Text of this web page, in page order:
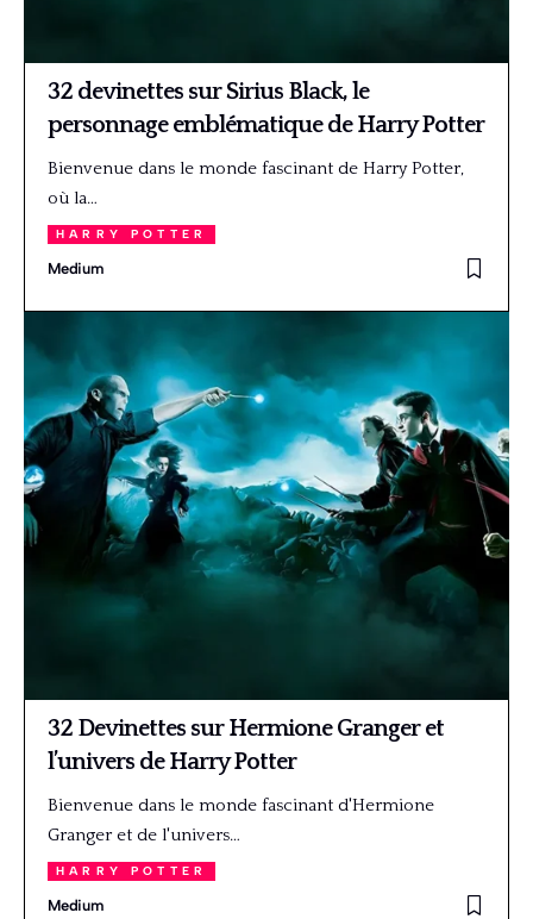
32 devinettes sur Sirius Black, le
personnage emblématique de Harry Potter
Bienvenue dans le monde fascinant de Harry Potter,
où la…
HARRY POTTER
Medium
32 Devinettes sur Hermione Granger et
l’univers de Harry Potter
Bienvenue dans le monde fascinant d'Hermione
Granger et de l'univers…
HARRY POTTER
Medium